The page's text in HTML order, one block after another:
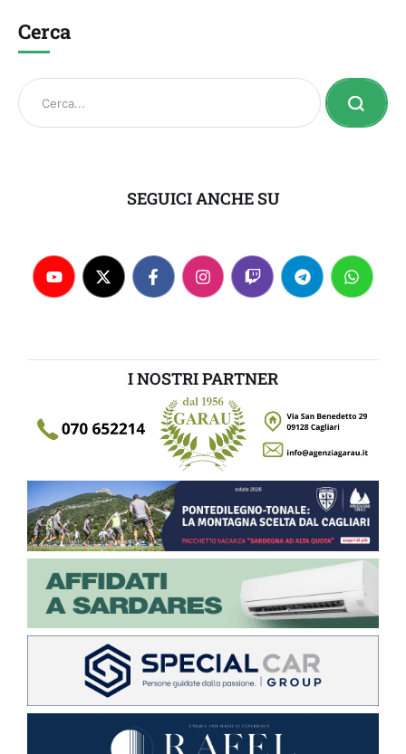
Cerca
SEGUICI ANCHE SU
I NOSTRI PARTNER